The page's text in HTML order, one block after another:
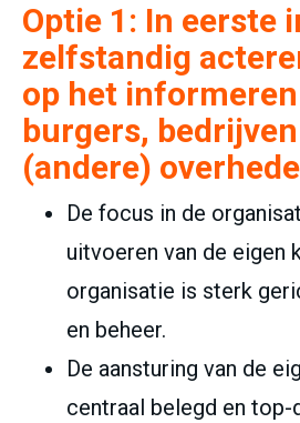
Optie 1: In eerste
zelfstandig
op het
burgers,
(andere)
De focus in de
uitvoeren van de eigen
organisatie is sterk
en beheer.
De aansturing van de
centraal belegd en top-